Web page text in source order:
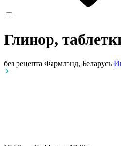
Глинор,
без рецепта Фармлэнд, Беларусь